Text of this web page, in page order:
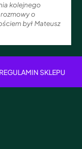
kolejnego
o
był Mateusz
REGULAMIN SKLEPU